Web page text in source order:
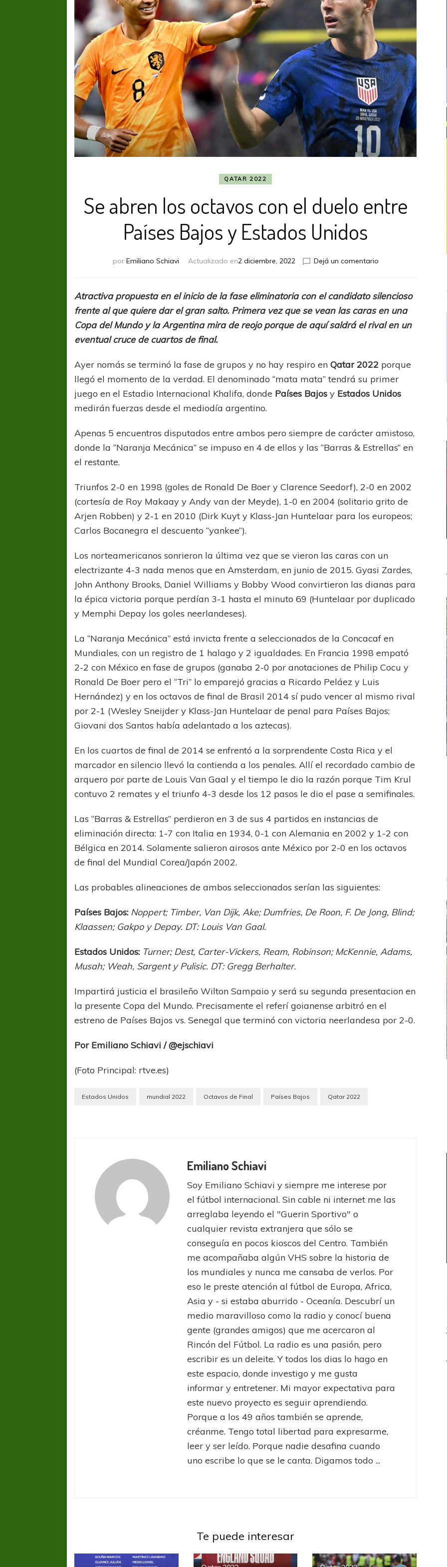
QATAR 2022
Se abren los octavos con el duelo entre
Países Bajos y Estados Unidos
por Emiliano Schiavi Actualizado en2 diciembre, 2022 Dejá un comentarioen
los
octavos
con
el
Bajos
y
Unidos
Atractiva propuesta en el inicio de la fase eliminatoria con el candidato silencioso
frente al que quiere dar el gran salto. Primera vez que se vean las caras en una
Copa del Mundo y la Argentina mira de reojo porque de aquí saldrá el rival en un
eventual cruce de cuartos de final.
Ayer nomás se terminó la fase de grupos y no hay respiro enQatar 2022 porque
llegó el momento de la verdad. El denominado “mata mata” tendrá su primer
juego en el Estadio Internacional Khalifa, donde Países Bajos y Estados Unidos
medirán fuerzas desde el mediodía argentino.
Apenas 5 encuentros disputados entre ambos pero siempre de carácter amistoso,
donde la “Naranja Mecánica” se impuso en 4 de ellos y las “Barras & Estrellas” en
el restante.
Triunfos 2-0 en 1998 (goles de Ronald De Boer y Clarence Seedorf), 2-0 en 2002
(cortesía de Roy Makaay y Andy van der Meyde), 1-0 en 2004 (solitario grito de
Arjen Robben) y 2-1 en 2010 (Dirk Kuyt y Klass-Jan Huntelaar para los europeos;
Carlos Bocanegra el descuento “yankee”).
Los norteamericanos sonrieron la última vez que se vieron las caras con un
electrizante 4-3 nada menos que en Amsterdam, en junio de 2015. Gyasi Zardes,
John Anthony Brooks, Daniel Williams y Bobby Wood convirtieron las dianas para
la épica victoria porque perdían 3-1 hasta el minuto 69 (Huntelaar por duplicado
y Memphi Depay los goles neerlandeses).
La “Naranja Mecánica” está invicta frente a seleccionados de la Concacaf en
Mundiales, con un registro de 1 halago y 2 igualdades. En Francia 1998 empató
2-2 con México en fase de grupos (ganaba 2-0 por anotaciones de Philip Cocu y
Ronald De Boer pero el “Tri” lo emparejó gracias a Ricardo Peláez y Luis
Hernández) y en los octavos de final de Brasil 2014 sí pudo vencer al mismo rival
por 2-1 (Wesley Sneijder y Klass-Jan Huntelaar de penal para Países Bajos;
Giovani dos Santos había adelantado a los aztecas).
En los cuartos de final de 2014 se enfrentó a la sorprendente Costa Rica y el
marcador en silencio llevó la contienda a los penales. Allí el recordado cambio de
arquero por parte de Louis Van Gaal y el tiempo le dio la razón porque Tim Krul
contuvo 2 remates y el triunfo 4-3 desde los 12 pasos le dio el pase a semifinales.
Las “Barras & Estrellas” perdieron en 3 de sus 4 partidos en instancias de
eliminación directa: 1-7 con Italia en 1934, 0-1 con Alemania en 2002 y 1-2 con
Bélgica en 2014. Solamente salieron airosos ante México por 2-0 en los octavos
de final del Mundial Corea/Japón 2002.
Las probables alineaciones de ambos seleccionados serían las siguientes:
Países Bajos: Noppert; Timber, Van Dijk, Ake; Dumfries, De Roon, F. De Jong, Blind;
Klaassen; Gakpo y Depay. DT: Louis Van Gaal.
Estados Unidos: Turner; Dest, Carter-Vickers, Ream, Robinson; McKennie, Adams,
Musah; Weah, Sargent y Pulisic. DT: Gregg Berhalter.
Impartirá justicia el brasileño Wilton Sampaio y será su segunda presentacion en
la presente Copa del Mundo. Precisamente el referí goianense arbitró en el
estreno de Países Bajos vs. Senegal que terminó con victoria neerlandesa por 2-0.
Por Emiliano Schiavi / @ejschiavi
(Foto Principal: rtve.es)
Estados Unidos mundial 2022 Octavos de Final Países Bajos Qatar 2022
Emiliano Schiavi
Soy Emiliano Schiavi y siempre me interese por
el fútbol internacional. Sin cable ni internet me las
arreglaba leyendo el "Guerin Sportivo" o
cualquier revista extranjera que sólo se
conseguía en pocos kioscos del Centro. También
me acompañaba algún VHS sobre la historia de
los mundiales y nunca me cansaba de verlos. Por
eso le preste atención al fútbol de Europa, Africa,
Asia y - si estaba aburrido - Oceanía. Descubrí un
medio maravilloso como la radio y conocí buena
gente (grandes amigos) que me acercaron al
Rincón del Fútbol. La radio es una pasión, pero
escribir es un deleite. Y todos los dias lo hago en
este espacio, donde investigo y me gusta
informar y entretener. Mi mayor expectativa para
este nuevo proyecto es seguir aprendiendo.
Porque a los 49 años también se aprende,
créanme. Tengo total libertad para expresarme,
leer y ser leído. Porque nadie desafina cuando
uno escribe lo que se le canta. Digamos todo ...
Te puede interesar
A pesar de la derrota Tigre avanzó a
Octavos de Final
LANÚS
Sur Defendido PSG celebró el bicampeonato
FÚTBOL FEMENINO
jugará ante Estrella del Sur en el
Las campeonas festejaron ante su gente Tiro se quedó con la primera semifinal